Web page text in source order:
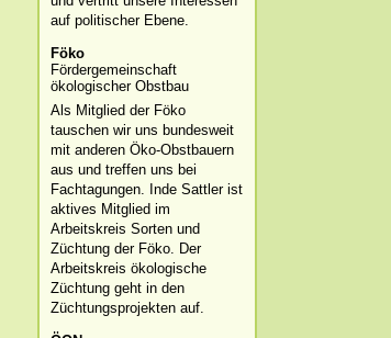
auf politischer Ebene.
Föko
Fördergemeinschaft
ökologischer Obstbau
Als Mitglied der Föko
tauschen wir uns bundesweit
mit anderen Öko-Obstbauern
aus und treffen uns bei
Fachtagungen. Inde Sattler ist
aktives Mitglied im
Arbeitskreis Sorten und
Züchtung der Föko. Der
Arbeitskreis ökologische
Züchtung geht in den
Züchtungsprojekten auf.